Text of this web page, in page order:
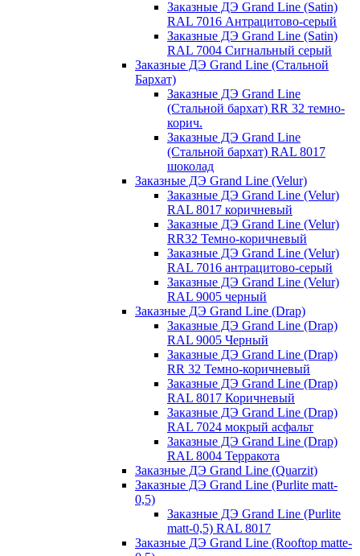
Заказные ДЭ Grand Line (Satin)
RAL 7016 Антрацитово-серый
Заказные ДЭ Grand Line (Satin)
RAL 7004 Сигнальный серый
Заказные ДЭ Grand Line (Стальной
Бархат)
Заказные ДЭ Grand Line
(Стальной бархат) RR 32 темно-
корич.
Заказные ДЭ Grand Line
(Стальной бархат) RAL 8017
шоколад
Заказные ДЭ Grand Line (Velur)
Заказные ДЭ Grand Line (Velur)
RAL 8017 коричневый
Заказные ДЭ Grand Line (Velur)
RR32 Темно-коричневый
Заказные ДЭ Grand Line (Velur)
RAL 7016 антрацитово-серый
Заказные ДЭ Grand Line (Velur)
RAL 9005 черный
Заказные ДЭ Grand Line (Drap)
Заказные ДЭ Grand Line (Drap)
RAL 9005 Черный
Заказные ДЭ Grand Line (Drap)
RR 32 Темно-коричневый
Заказные ДЭ Grand Line (Drap)
RAL 8017 Коричневый
Заказные ДЭ Grand Line (Drap)
RAL 7024 мокрый асфальт
Заказные ДЭ Grand Line (Drap)
RAL 8004 Терракота
Заказные ДЭ Grand Line (Quarzit)
Заказные ДЭ Grand Line (Purlite matt-
0,5)
Заказные ДЭ Grand Line (Purlite
matt-0,5) RAL 8017
Заказные ДЭ Grand Line (Rooftop matte-